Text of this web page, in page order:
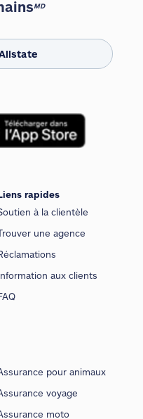
MD
rapides
à la clientèle
une agence
aux clients
pour animaux
voyage
moto